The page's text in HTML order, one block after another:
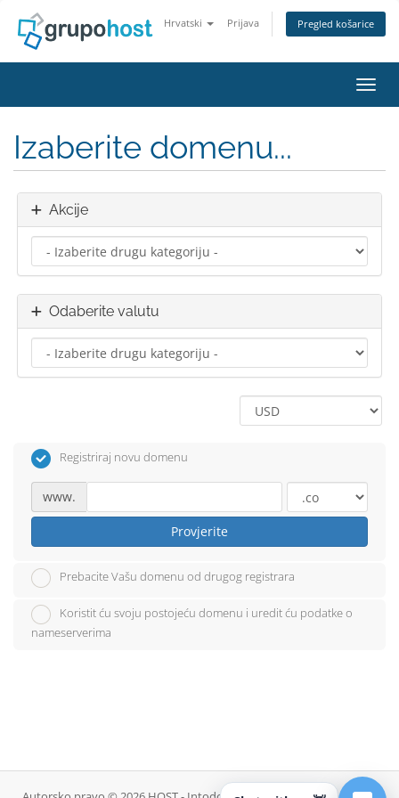
Hrvatski Prijava Pregled košarice
Izaberite domenu...
Akcije
Odaberite valutu
Registriraj novu domenu
www.
Provjerite
Prebacite Vašu domenu od drugog registrara
Koristit ću svoju postojeću domenu i uredit ću podatke o
nameserverima